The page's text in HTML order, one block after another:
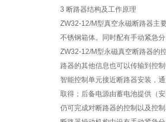
3 断路器结构及工作原理
ZW32-12/M型真空永磁断路器主
不锈钢箱体。同时配有手动紧急
ZW32-12/M型永磁真空断路器的
路器的其他信息也可以传输到控
智能控制单元接近断路器安装，
取得；后备电源由蓄电池提供（
仍可完成对断路器的控制以及控